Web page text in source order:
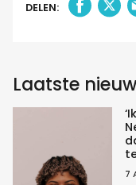
DELEN:
Laatste
7